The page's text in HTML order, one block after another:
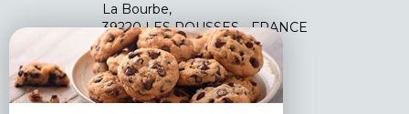
La Bourbe,
39220 LES ROUSSES - FRANCE
+33 3 84 45 17 39
Contacter par email